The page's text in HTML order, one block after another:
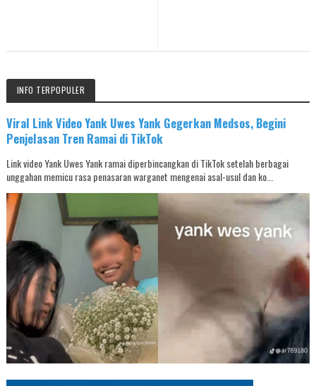
INFO TERPOPULER
Viral Link Video Yank Uwes Yank Gegerkan Medsos, Begini
Penjelasan Tren Ramai di TikTok
Link video Yank Uwes Yank ramai diperbincangkan di TikTok setelah berbagai
unggahan memicu rasa penasaran warganet mengenai asal-usul dan ko...